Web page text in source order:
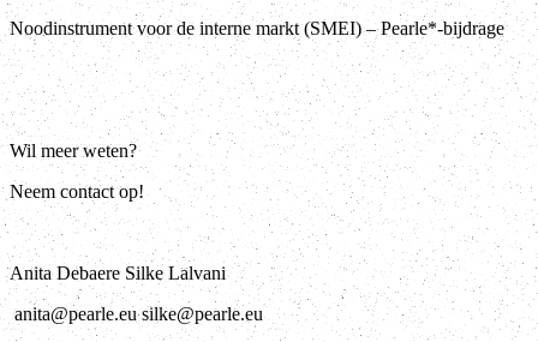
Noodinstrument voor de interne markt (SMEI) – Pearle*-bijdrage
Wil meer weten?
Neem contact op!
Anita Debaere Silke Lalvani
anita@pearle.eu silke@pearle.eu